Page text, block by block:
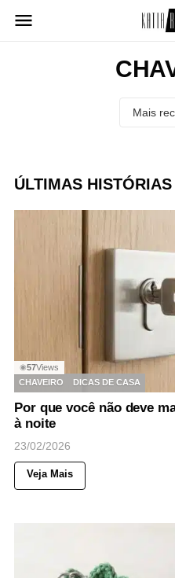
para
ÚLTIMAS HISTÓRIAS
◉57Views
CHAVEIRO
DICAS DE CASA
Por que você não deve
à noite
23/02/2026
Veja Mais